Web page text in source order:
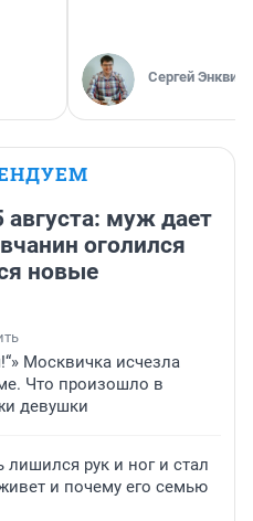
Сергей Энквист
муж дает
оголился
новые
Москвичка исчезла
Что произошло в
девушки
лишился рук и ног и стал
и почему его семью